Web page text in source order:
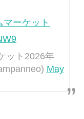
マーケット
ット2026年
May